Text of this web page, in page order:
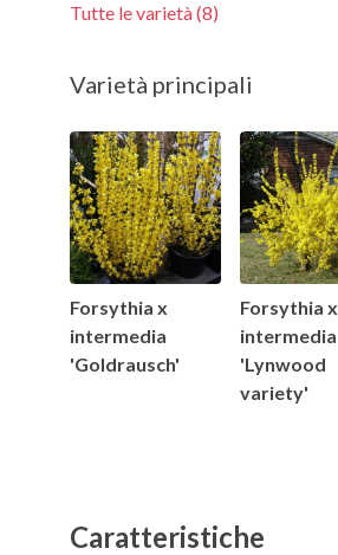
Tutte le varietà (8)
Varietà principali
Forsythia x
intermedia
'Goldrausch'
Forsythia x
intermedia
'Lynwood
variety'
Caratteristiche